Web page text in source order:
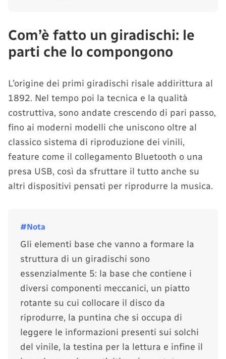
Com’è fatto un giradischi: le
parti che lo compongono
L’origine dei primi giradischi risale addirittura al
1892. Nel tempo poi la tecnica e la qualità
costruttiva, sono andate crescendo di pari passo,
fino ai moderni modelli che uniscono oltre al
classico sistema di riproduzione dei vinili,
feature come il collegamento Bluetooth o una
presa USB, così da sfruttare il tutto anche su
altri dispositivi pensati per riprodurre la musica.
Gli elementi base che vanno a formare la
struttura di un giradischi sono
essenzialmente 5: la base che contiene i
diversi componenti meccanici, un piatto
rotante su cui collocare il disco da
riprodurre, la puntina che si occupa di
leggere le informazioni presenti sui solchi
del vinile, la testina per la lettura e infine il